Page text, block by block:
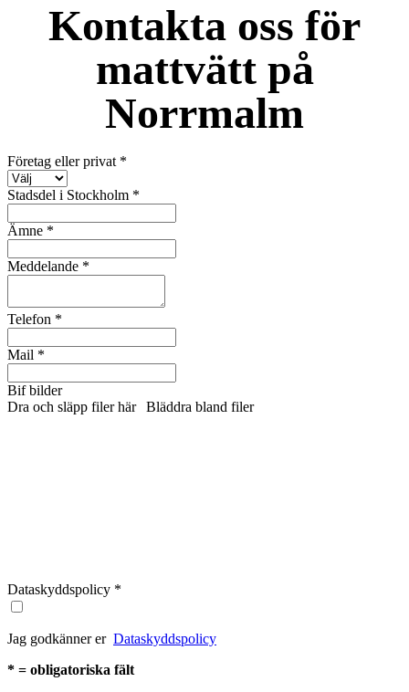
Kontakta oss för
mattvätt på
Norrmalm
Företag eller privat *
Stadsdel i Stockholm *
Ämne *
Meddelande *
Telefon *
Mail *
Bif bilder
Dra och släpp filer här
Bläddra bland filer
Dataskyddspolicy *
Jag godkänner er Dataskyddspolicy
* = obligatoriska fält